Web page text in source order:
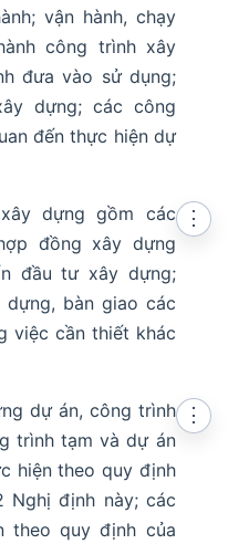
vận hành, chạy
công trình xây
đưa vào sử dụng;
dựng; các công
đến thực hiện dự
dựng gồm các
đồng xây dựng
đầu tư xây dựng;
bàn giao các
việc cần thiết khác
⋮
dự án, công trình
trình tạm và dự án
hiện theo quy định
Nghị định này; các
theo quy định của
⋮